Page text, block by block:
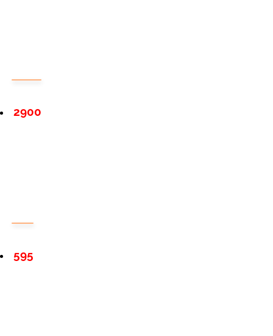
2900
595